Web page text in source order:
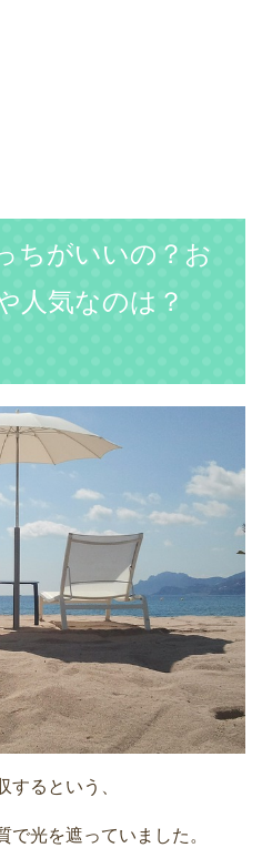
ちがいいの？お
人気なのは？
するという、
光を遮っていました。